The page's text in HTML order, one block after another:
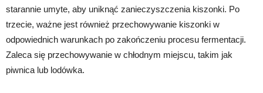
starannie umyte, aby uniknąć zanieczyszczenia kiszonki. Po
trzecie, ważne jest również przechowywanie kiszonki w
odpowiednich warunkach po zakończeniu procesu fermentacji.
Zaleca się przechowywanie w chłodnym miejscu, takim jak
piwnica lub lodówka.